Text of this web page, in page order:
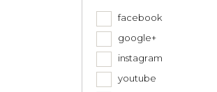
facebook
google+
instagram
youtube